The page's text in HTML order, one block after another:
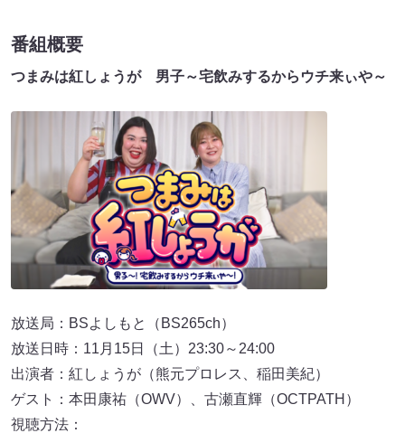
番組概要
つまみは紅しょうが 男子～宅飲みするからウチ来ぃや～
放送局：BSよしもと（BS265ch）
放送日時：11月15日（土）23:30～24:00
出演者：紅しょうが（熊元プロレス、稲田美紀）
ゲスト：本田康祐（OWV）、古瀬直輝（OCTPATH）
視聴方法：